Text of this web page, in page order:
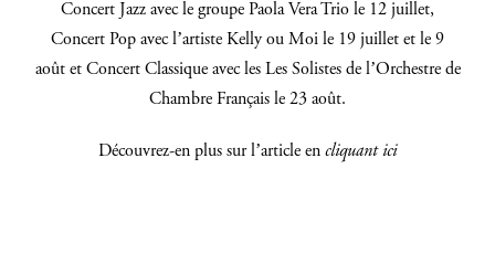
Concert Jazz avec le groupe Paola Vera Trio le 12 juillet,
Concert Pop avec l’artiste Kelly ou Moi le 19 juillet et le 9
août et Concert Classique avec les Les Solistes de l’Orchestre de
Chambre Français le 23 août.
Découvrez-en plus sur l’article en cliquant ici
INSCRIVEZ-VOUS